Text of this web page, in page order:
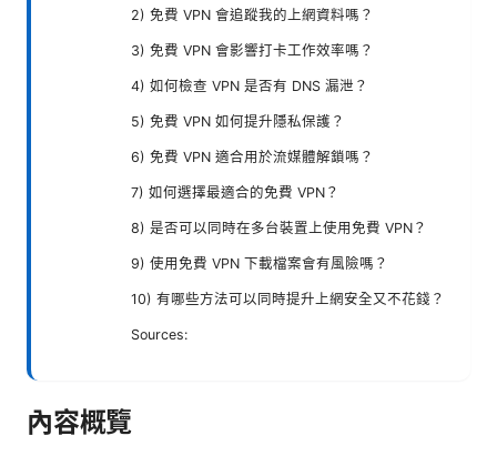
2) 免費 VPN 會追蹤我的上網資料嗎？
3) 免費 VPN 會影響打卡工作效率嗎？
4) 如何檢查 VPN 是否有 DNS 漏泄？
5) 免費 VPN 如何提升隱私保護？
6) 免費 VPN 適合用於流媒體解鎖嗎？
7) 如何選擇最適合的免費 VPN？
8) 是否可以同時在多台裝置上使用免費 VPN？
9) 使用免費 VPN 下載檔案會有風險嗎？
10) 有哪些方法可以同時提升上網安全又不花錢？
Sources:
內容概覽